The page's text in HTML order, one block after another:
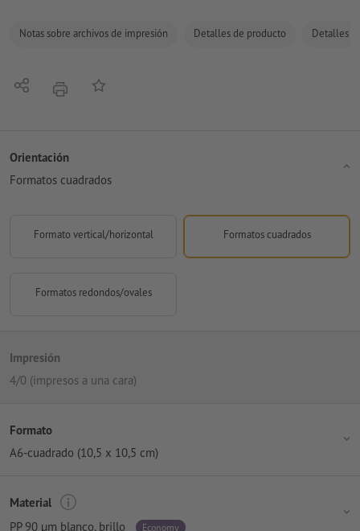
Notas sobre archivos de impresión Detalles de producto Detalles
CompartirimprimirAñadir a lista de favoritos
Orientación
Formatos cuadrados
Formato vertical/horizontal Formatos cuadrados
Formatos redondos/ovales
Impresión
4/0 (impresos a una cara)
Formato
A6-cuadrado (10,5 x 10,5 cm)
Material
PP 90 µm blanco, brillo
Economy